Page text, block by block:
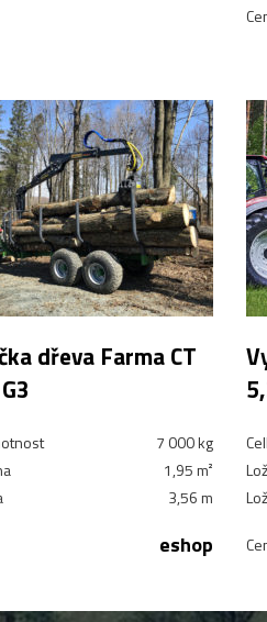
dřeva Farma CT
7 000 kg
1,95 m²
3,56 m
eshop